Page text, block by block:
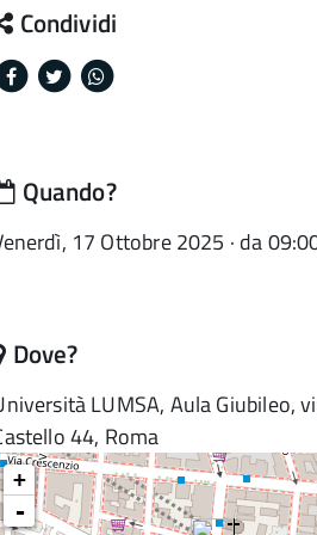
Condividi
Facebook
Twitter
Quando?
17 Ottobre 2025 · da
Dove?
LUMSA, Aula Giubileo,
44, Roma
+
-